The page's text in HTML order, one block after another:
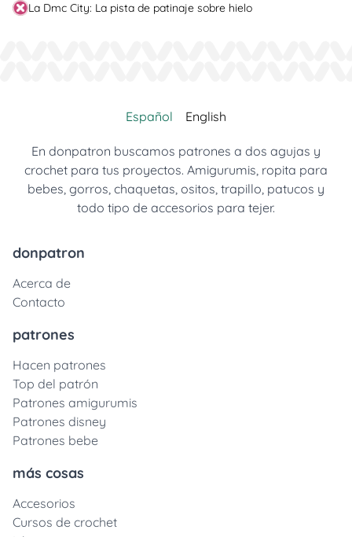
La Dmc City: La pista de patinaje sobre hielo
Español English
En donpatron buscamos patrones a dos agujas y
crochet para tus proyectos. Amigurumis, ropita para
bebes, gorros, chaquetas, ositos, trapillo, patucos y
todo tipo de accesorios para tejer.
donpatron
Acerca de
Contacto
patrones
Hacen patrones
Top del patrón
Patrones amigurumis
Patrones disney
Patrones bebe
más cosas
Accesorios
Cursos de crochet